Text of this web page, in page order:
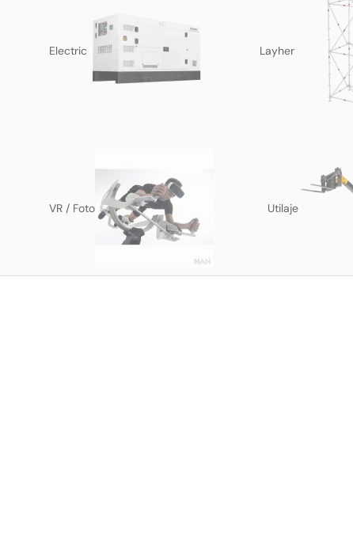
Electric Layher
VR / Foto Utilaje